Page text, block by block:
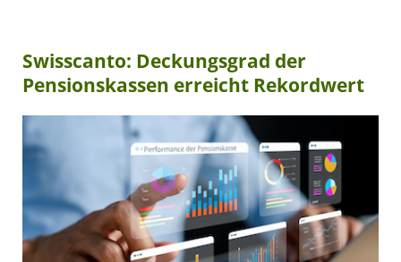
Swisscanto: Deckungsgrad der
Pensionskassen erreicht Rekordwert